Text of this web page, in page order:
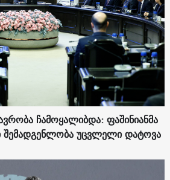
ჩამოყალიბდა: ფაშინიანმა
შემადგენლობა უცვლელი დატოვა